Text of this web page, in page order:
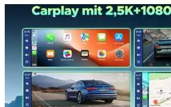
Accesorii auto masina
Accesorii Dacia Duster 3
Accesorii Duster 2
Accesorii Dacia Jogger
Parfum masina
Copertine auto
Incalzitor diesel
Antifurt masina
Blog
Despre Noi